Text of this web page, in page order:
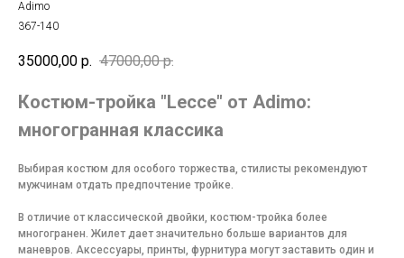
Adimo
367-140
35000,00 р. 47000,00 р.
Костюм-тройка "Lecce" от Adimo:
многогранная классика
Выбирая костюм для особого торжества, стилисты рекомендуют
мужчинам отдать предпочтение тройке.
В отличие от классической двойки, костюм-тройка более
многогранен. Жилет дает значительно больше вариантов для
маневров. Аксессуары, принты, фурнитура могут заставить один и